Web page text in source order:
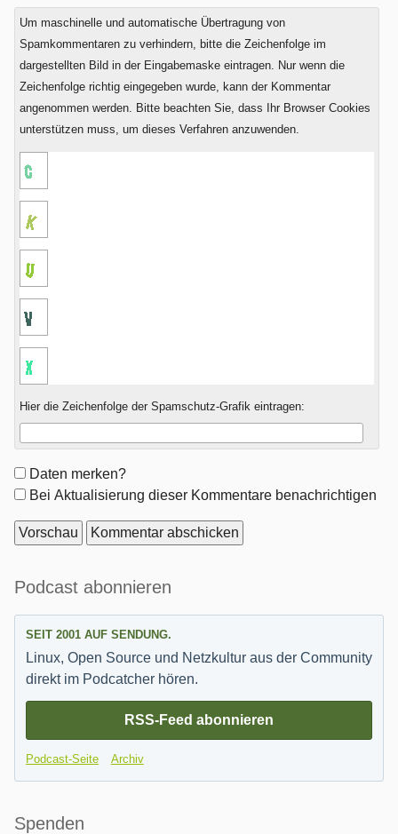
plus
Um maschinelle und automatische Übertragung von
Spamkommentaren zu verhindern, bitte die Zeichenfolge im
dargestellten Bild in der Eingabemaske eintragen. Nur wenn die
Zeichenfolge richtig eingegeben wurde, kann der Kommentar
angenommen werden. Bitte beachten Sie, dass Ihr Browser Cookies
unterstützen muss, um dieses Verfahren anzuwenden.
Hier die Zeichenfolge der Spamschutz-Grafik eintragen:
Formular-
Optionen
Daten merken?
Bei Aktualisierung dieser Kommentare benachrichtigen
Seitenleiste
Podcast abonnieren
SEIT 2001 AUF SENDUNG.
Linux, Open Source und Netzkultur aus der Community
direkt im Podcatcher hören.
RSS-Feed abonnieren
Podcast-Seite Archiv
Spenden